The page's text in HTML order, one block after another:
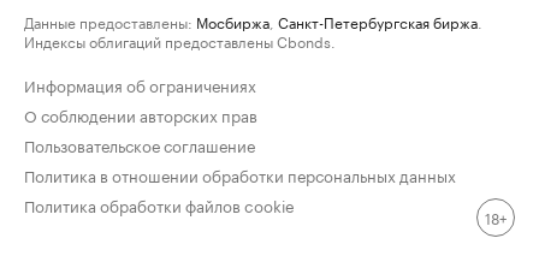
Данные предоставлены: Мосбиржа Санкт-Петербургская биржа
Индексы облигаций предоставлены Cbonds.
Информация об ограничениях
О соблюдении авторских прав
Пользовательское соглашение
Политика в отношении обработки персональных данных
Политика обработки файлов cookie
18+